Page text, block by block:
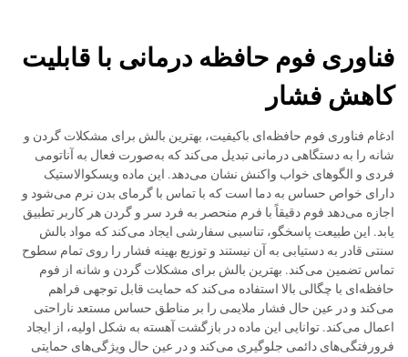
فناوری فوم حافظه درمانی با قابلیت
کاهش فشار
ادغام فناوری فوم حافظه‌ای باکیفیت، بهترین بالش برای مشکلات گردن و
شانه را به دستگاهی درمانی تبدیل می‌کند که به‌صورت فعال به آناتومی
فردی و الگوهای خواب واکنش نشان می‌دهد. این ماده ویسکوالاستیک
دارای خواص حساس به دما است که با تماس با گرمای بدن نرم می‌شود و
اجازه می‌دهد فوم دقیقاً با فرم منحصر به فرد سر و گردن هر کاربر تطبیق
یابد. این طبیعت پاسخگو، تناسبی سفارشی ایجاد می‌کند که مواد بالش
سنتی قادر به دستیابی به آن نیستند و توزیع بهینه فشار را روی تمام سطوح
تماس تضمین می‌کند. بهترین بالش برای مشکلات گردن و شانه از فوم
حافظه‌ای با چگالی بالا استفاده می‌کند که حمایت قابل توجهی فراهم
می‌کند و در عین حال فشار ملایمی را بر مناطق حساس مستعد ناراحتی
اعمال می‌کند. توانایی این ماده در بازگشت آهسته به شکل اولیه، از ایجاد
فرورفتگی‌های دائمی جلوگیری می‌کند و در عین حال ویژگی‌های حمایتی